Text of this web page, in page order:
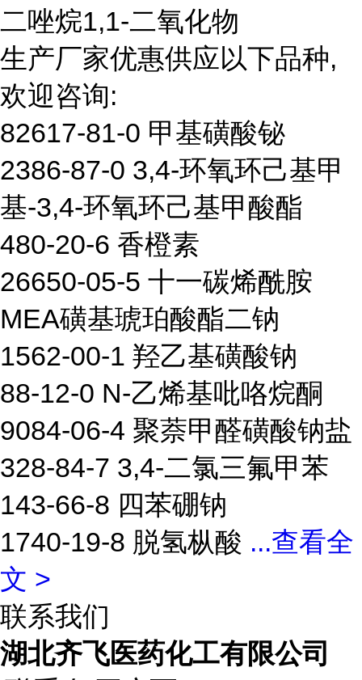
二唑烷1,1-二氧化物
生产厂家优惠供应以下品种,
欢迎咨询:
82617-81-0 甲基磺酸铋
2386-87-0 3,4-环氧环己基甲
基-3,4-环氧环己基甲酸酯
480-20-6 香橙素
26650-05-5 十一碳烯酰胺
MEA磺基琥珀酸酯二钠
1562-00-1 羟乙基磺酸钠
88-12-0 N-乙烯基吡咯烷酮
9084-06-4 聚萘甲醛磺酸钠盐
328-84-7 3,4-二氯三氟甲苯
143-66-8 四苯硼钠
1740-19-8 脱氢枞酸 ...查看全
文 >
联系我们
湖北齐飞医药化工有限公司